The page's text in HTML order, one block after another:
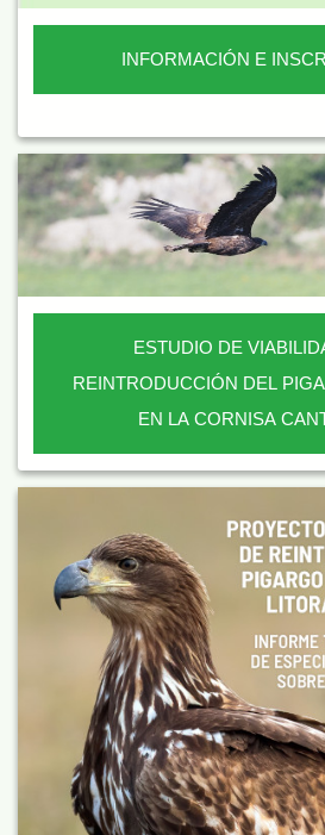
INFORMACIÓN E
ESTUDIO DE
REINTRODUCCIÓN DEL
EN LA CORNISA